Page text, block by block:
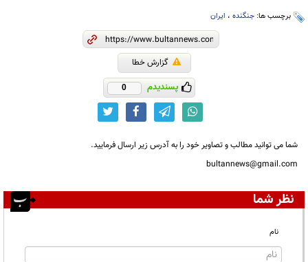
برچسب ها: جنگنده ، ایران
گزارش خطا
پسندیدم 0
شما می توانید مطالب و تصاویر خود را به آدرس زیر ارسال فرمایید.
bultannews@gmail.com
نظر شما
نام